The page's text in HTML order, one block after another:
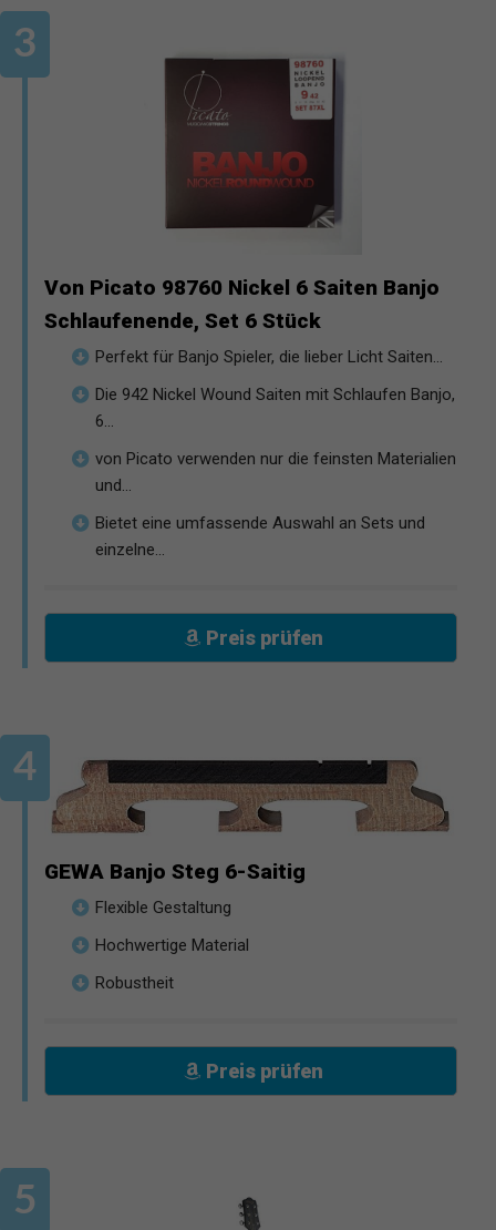
Von Picato 98760 Nickel 6 Saiten Banjo
Schlaufenende, Set 6 Stück
Perfekt für Banjo Spieler, die lieber Licht Saiten...
Die 942 Nickel Wound Saiten mit Schlaufen Banjo,
6...
von Picato verwenden nur die feinsten Materialien
und...
Bietet eine umfassende Auswahl an Sets und
einzelne...
Preis prüfen
GEWA Banjo Steg 6-Saitig
Flexible Gestaltung
Hochwertige Material
Robustheit
Preis prüfen